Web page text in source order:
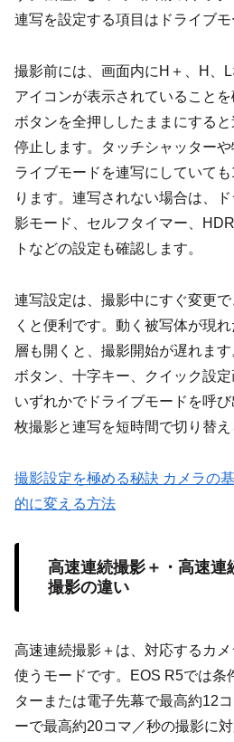
連写を設定する項目はドライブモ
撮影前には、画面内にH＋、H、
アイコンが表示されていること
ボタンを全押ししたままにする
停止します。タッチシャッター
ライブモードを連写にしていて
ります。連写されない場合は、
影モード、セルフタイマー、
トなどの設定も確認します。
連写設定は、撮影中にすぐ変更
くと便利です。動く被写体が現
層も開くと、撮影開始が遅れま
ボタン、十字キー、クイック設
いずれかでドライブモードを呼
枚撮影と連写を短時間で切り替え
撮影設定を極める秘訣 カメラの
的に変える方法
高速連続撮影＋・高速連
撮影の違い
高速連続撮影＋は、対応するカ
使うモードです。EOS R5では条
ターまたは電子先幕で最高約12
ーで最高約20コマ／秒の撮影に